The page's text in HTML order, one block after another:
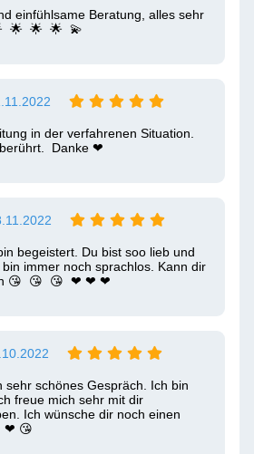
einfühlsame Beratung, alles sehr
🌟  🌟  🌟  💫
in der verfahrenen Situation.
Danke ❤
begeistert. Du bist soo lieb und
immer noch sprachlos. Kann dir
😘  😘  😘  ❤ ️❤ ️❤
sehr schönes Gespräch. Ich bin
freue mich sehr mit dir
Ich wünsche dir noch einen
❤ ️😘